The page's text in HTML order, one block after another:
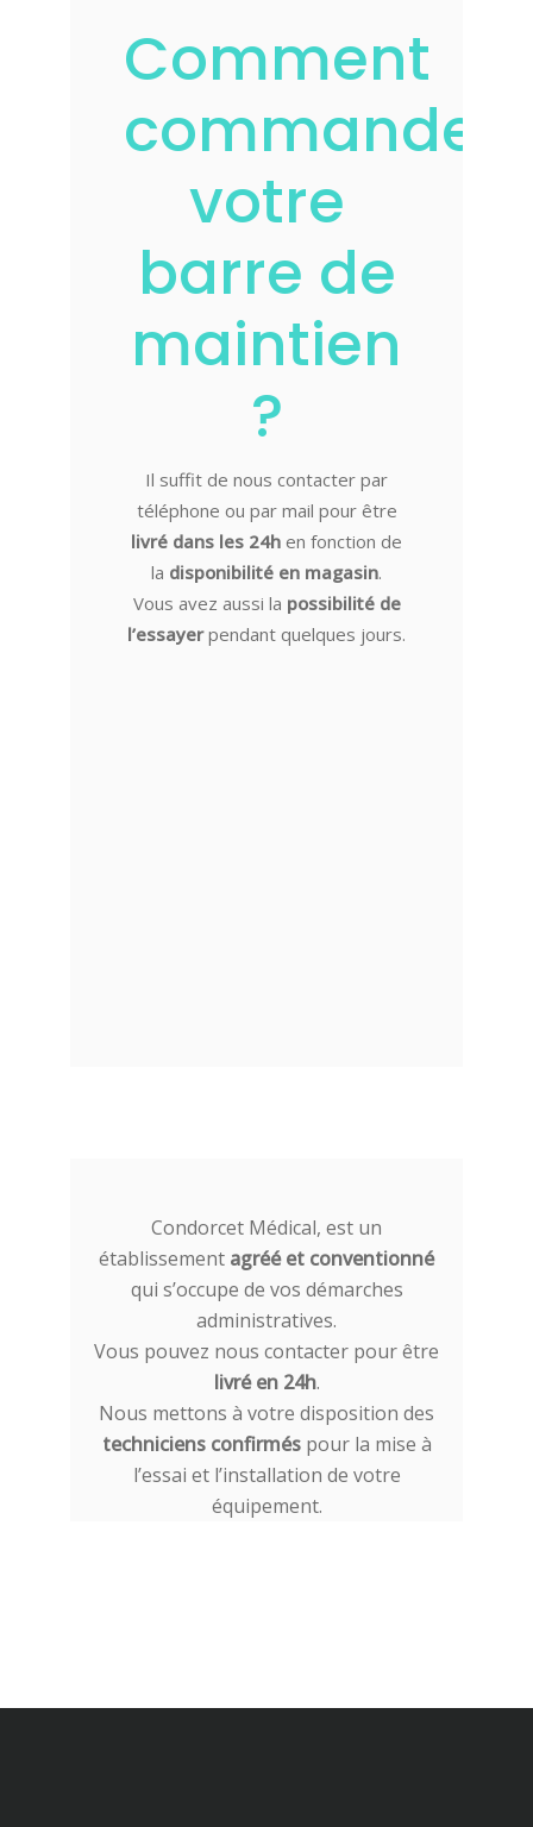
Comment
commander
votre
barre de
maintien
?
Il suffit de nous contacter par
téléphone ou par mail pour être
livré dans les 24h en fonction de
la disponibilité en magasin.
Vous avez aussi la possibilité de
l’essayerpendant quelques jours.
Condorcet Médical, est un
établissement agréé et conventionné
qui s’occupe de vos démarches
administratives.
Vous pouvez nous contacter pour être
livré en 24h.
Nous mettons à votre disposition des
techniciens confirméspour la mise à
l’essai et l’installation de votre
équipement.